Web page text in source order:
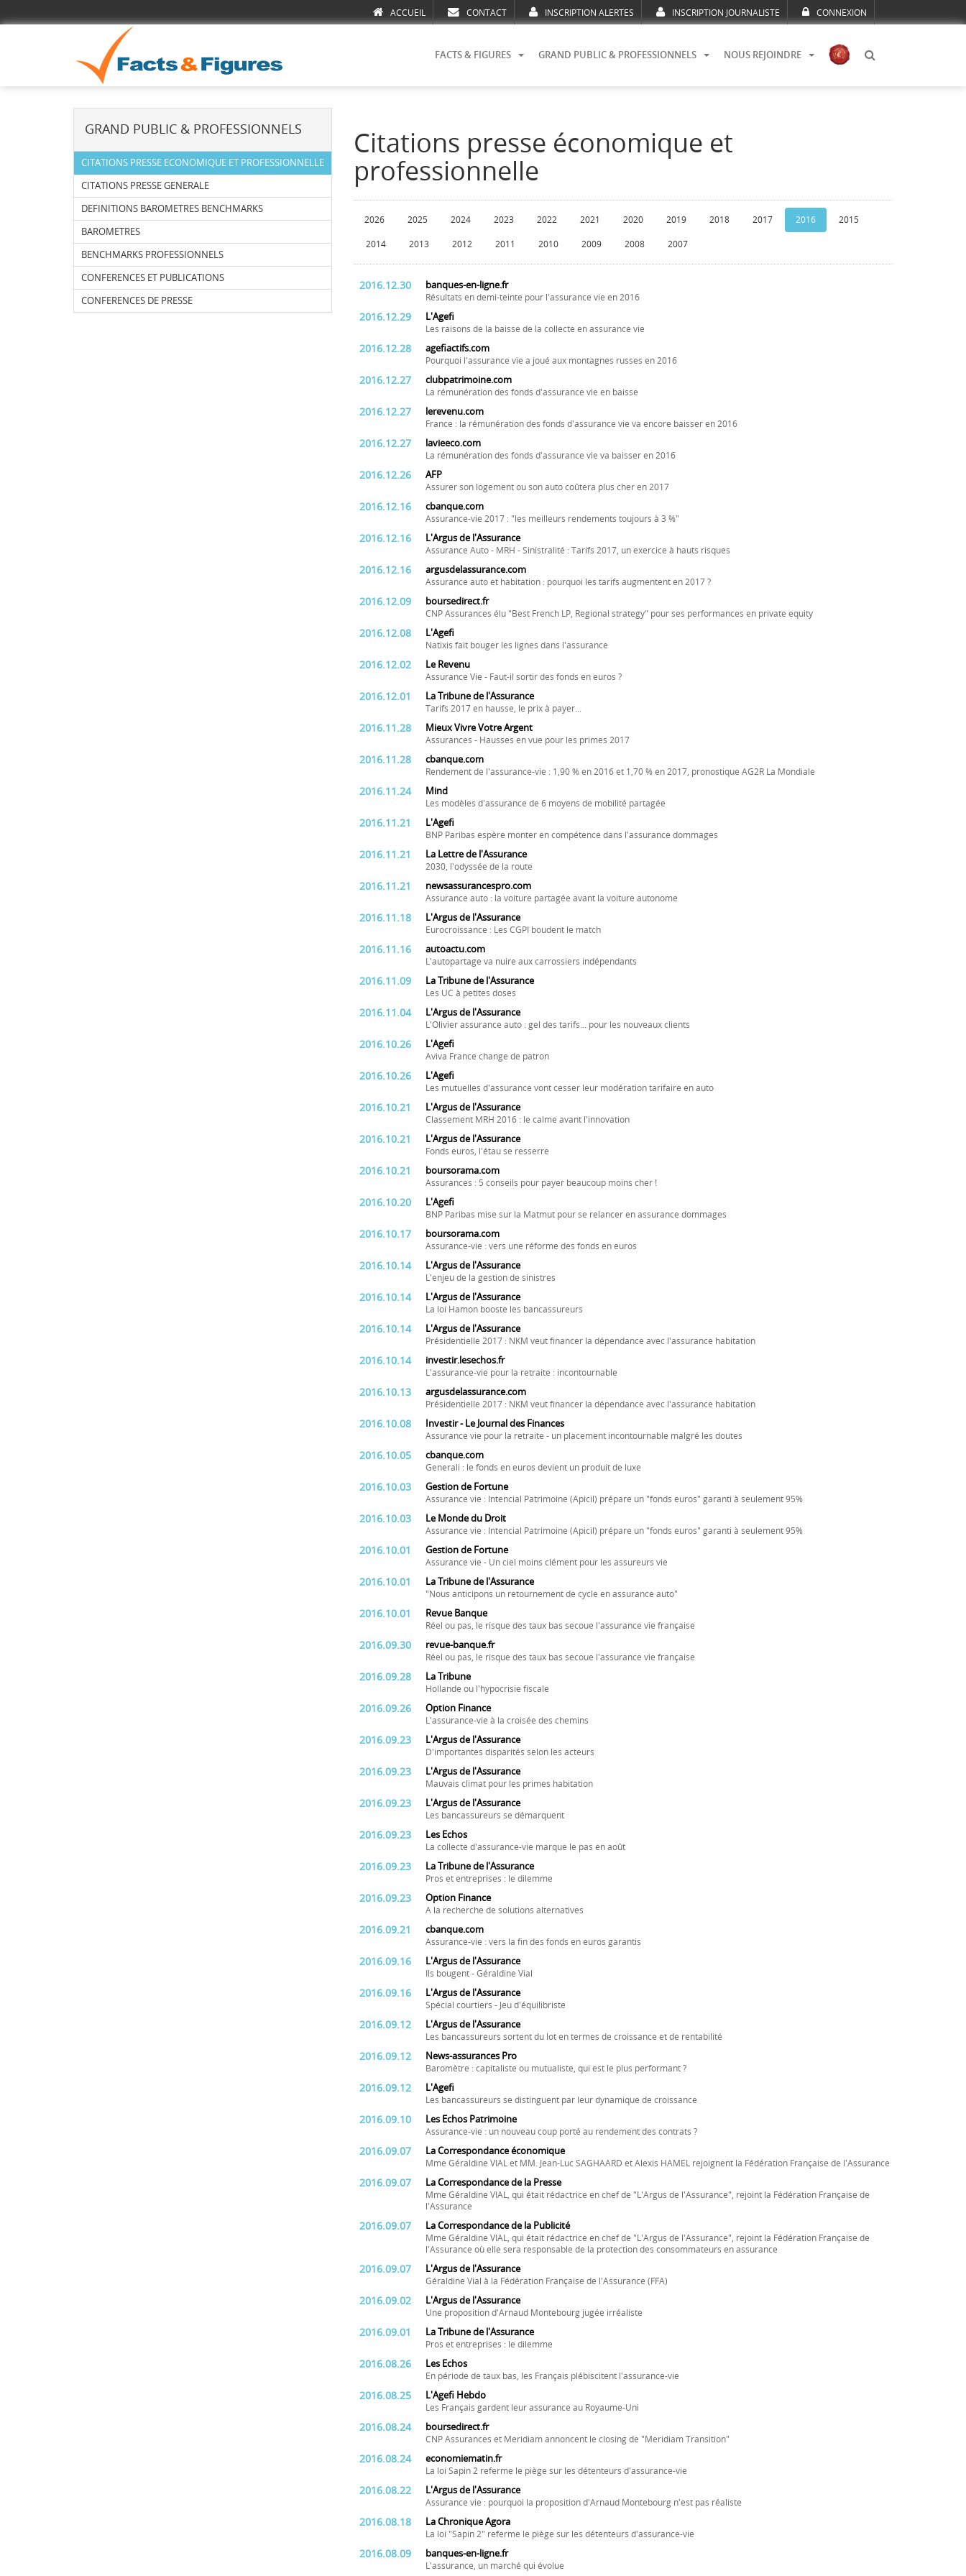
ACCUEIL CONTACT INSCRIPTION ALERTES INSCRIPTION JOURNALISTE CONNEXION
FACTS & FIGURES GRAND PUBLIC & PROFESSIONNELS NOUS REJOINDRE
GRAND PUBLIC & PROFESSIONNELS
CITATIONS PRESSE ECONOMIQUE ET PROFESSIONNELLE
CITATIONS PRESSE GENERALE
DEFINITIONS BAROMETRES BENCHMARKS
BAROMETRES
BENCHMARKS PROFESSIONNELS
CONFERENCES ET PUBLICATIONS
CONFERENCES DE PRESSE
Citations presse économique et
professionnelle
2026 2025 2024 2023 2022 2021 2020 2019 2018 2017 2016 2015
2014 2013 2012 2011 2010 2009 2008 2007
2016.12.30 banques-en-ligne.fr
Résultats en demi-teinte pour l'assurance vie en 2016
2016.12.29 L'Agefi
Les raisons de la baisse de la collecte en assurance vie
2016.12.28 agefiactifs.com
Pourquoi l'assurance vie a joué aux montagnes russes en 2016
2016.12.27 clubpatrimoine.com
La rémunération des fonds d'assurance vie en baisse
2016.12.27 lerevenu.com
France : la rémunération des fonds d'assurance vie va encore baisser en 2016
2016.12.27 lavieeco.com
La rémunération des fonds d'assurance vie va baisser en 2016
2016.12.26 AFP
Assurer son logement ou son auto coûtera plus cher en 2017
2016.12.16 cbanque.com
Assurance-vie 2017 : "les meilleurs rendements toujours à 3 %"
2016.12.16 L'Argus de l'Assurance
Assurance Auto - MRH - Sinistralité : Tarifs 2017, un exercice à hauts risques
2016.12.16 argusdelassurance.com
Assurance auto et habitation : pourquoi les tarifs augmentent en 2017 ?
2016.12.09 boursedirect.fr
CNP Assurances élu "Best French LP, Regional strategy" pour ses performances en private equity
2016.12.08 L'Agefi
Natixis fait bouger les lignes dans l'assurance
2016.12.02 Le Revenu
Assurance Vie - Faut-il sortir des fonds en euros ?
2016.12.01 La Tribune de l'Assurance
Tarifs 2017 en hausse, le prix à payer...
2016.11.28 Mieux Vivre Votre Argent
Assurances - Hausses en vue pour les primes 2017
2016.11.28 cbanque.com
Rendement de l'assurance-vie : 1,90 % en 2016 et 1,70 % en 2017, pronostique AG2R La Mondiale
2016.11.24 Mind
Les modèles d'assurance de 6 moyens de mobilité partagée
2016.11.21 L'Agefi
BNP Paribas espère monter en compétence dans l'assurance dommages
2016.11.21 La Lettre de l'Assurance
2030, l'odyssée de la route
2016.11.21 newsassurancespro.com
Assurance auto : la voiture partagée avant la voiture autonome
2016.11.18 L'Argus de l'Assurance
Eurocroissance : Les CGPI boudent le match
2016.11.16 autoactu.com
L'autopartage va nuire aux carrossiers indépendants
2016.11.09 La Tribune de l'Assurance
Les UC à petites doses
2016.11.04 L'Argus de l'Assurance
L'Olivier assurance auto : gel des tarifs... pour les nouveaux clients
2016.10.26 L'Agefi
Aviva France change de patron
2016.10.26 L'Agefi
Les mutuelles d'assurance vont cesser leur modération tarifaire en auto
2016.10.21 L'Argus de l'Assurance
Classement MRH 2016 : le calme avant l'innovation
2016.10.21 L'Argus de l'Assurance
Fonds euros, l'étau se resserre
2016.10.21 boursorama.com
Assurances : 5 conseils pour payer beaucoup moins cher !
2016.10.20 L'Agefi
BNP Paribas mise sur la Matmut pour se relancer en assurance dommages
2016.10.17 boursorama.com
Assurance-vie : vers une réforme des fonds en euros
2016.10.14 L'Argus de l'Assurance
L'enjeu de la gestion de sinistres
2016.10.14 L'Argus de l'Assurance
La loi Hamon booste les bancassureurs
2016.10.14 L'Argus de l'Assurance
Présidentielle 2017 : NKM veut financer la dépendance avec l'assurance habitation
2016.10.14 investir.lesechos.fr
L'assurance-vie pour la retraite : incontournable
2016.10.13 argusdelassurance.com
Présidentielle 2017 : NKM veut financer la dépendance avec l'assurance habitation
2016.10.08 Investir - Le Journal des Finances
Assurance vie pour la retraite - un placement incontournable malgré les doutes
2016.10.05 cbanque.com
Generali : le fonds en euros devient un produit de luxe
2016.10.03 Gestion de Fortune
Assurance vie : Intencial Patrimoine (Apicil) prépare un "fonds euros" garanti à seulement 95%
2016.10.03 Le Monde du Droit
Assurance vie : Intencial Patrimoine (Apicil) prépare un "fonds euros" garanti à seulement 95%
2016.10.01 Gestion de Fortune
Assurance vie - Un ciel moins clément pour les assureurs vie
2016.10.01 La Tribune de l'Assurance
"Nous anticipons un retournement de cycle en assurance auto"
2016.10.01 Revue Banque
Réel ou pas, le risque des taux bas secoue l'assurance vie française
2016.09.30 revue-banque.fr
Réel ou pas, le risque des taux bas secoue l'assurance vie française
2016.09.28 La Tribune
Hollande ou l'hypocrisie fiscale
2016.09.26 Option Finance
L'assurance-vie à la croisée des chemins
2016.09.23 L'Argus de l'Assurance
D'importantes disparités selon les acteurs
2016.09.23 L'Argus de l'Assurance
Mauvais climat pour les primes habitation
2016.09.23 L'Argus de l'Assurance
Les bancassureurs se démarquent
2016.09.23 Les Echos
La collecte d'assurance-vie marque le pas en août
2016.09.23 La Tribune de l'Assurance
Pros et entreprises : le dilemme
2016.09.23 Option Finance
A la recherche de solutions alternatives
2016.09.21 cbanque.com
Assurance-vie : vers la fin des fonds en euros garantis
2016.09.16 L'Argus de l'Assurance
Ils bougent - Géraldine Vial
2016.09.16 L'Argus de l'Assurance
Spécial courtiers - Jeu d'équilibriste
2016.09.12 L'Argus de l'Assurance
Les bancassureurs sortent du lot en termes de croissance et de rentabilité
2016.09.12 News-assurances Pro
Baromètre : capitaliste ou mutualiste, qui est le plus performant ?
2016.09.12 L'Agefi
Les bancassureurs se distinguent par leur dynamique de croissance
2016.09.10 Les Echos Patrimoine
Assurance-vie : un nouveau coup porté au rendement des contrats ?
2016.09.07 La Correspondance économique
Mme Géraldine VIAL et MM. Jean-Luc SAGHAARD et Alexis HAMEL rejoignent la Fédération Française de l'Assurance
2016.09.07 La Correspondance de la Presse
Mme Géraldine VIAL, qui était rédactrice en chef de "L'Argus de l'Assurance", rejoint la Fédération Française de
l'Assurance
2016.09.07 La Correspondance de la Publicité
Mme Géraldine VIAL, qui était rédactrice en chef de "L'Argus de l'Assurance", rejoint la Fédération Française de
l'Assurance où elle sera responsable de la protection des consommateurs en assurance
2016.09.07 L'Argus de l'Assurance
Géraldine Vial à la Fédération Française de l'Assurance (FFA)
2016.09.02 L'Argus de l'Assurance
Une proposition d'Arnaud Montebourg jugée irréaliste
2016.09.01 La Tribune de l'Assurance
Pros et entreprises : le dilemme
2016.08.26 Les Echos
En période de taux bas, les Français plébiscitent l'assurance-vie
2016.08.25 L'Agefi Hebdo
Les Français gardent leur assurance au Royaume-Uni
2016.08.24 boursedirect.fr
CNP Assurances et Meridiam annoncent le closing de "Meridiam Transition"
2016.08.24 economiematin.fr
La loi Sapin 2 referme le piège sur les détenteurs d'assurance-vie
2016.08.22 L'Argus de l'Assurance
Assurance vie : pourquoi la proposition d'Arnaud Montebourg n'est pas réaliste
2016.08.18 La Chronique Agora
La loi "Sapin 2" referme le piège sur les détenteurs d'assurance-vie
2016.08.09 banques-en-ligne.fr
L'assurance, un marché qui évolue